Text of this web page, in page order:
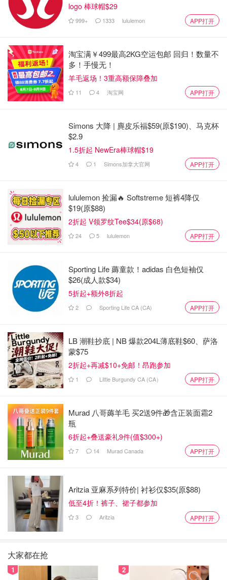
logo 棒球帽$29
999+ 1333 lululemon APP打开
淘宝满￥499最高2KG空运包邮 回归！数量不
多！手慢无！
羊毛返场！3重高额保障叠加
11 4 淘宝网 APP打开
Simons 大降 | 麂皮乐福$59(原$190)、马克杯
$2.9
1.5折起 NewEra棒球帽$19
4 1 Simons加拿大官网 APP打开
lululemon 捡漏🔥 Softstreme 短裤4降仅
$19(原$88)
2折起 V领罗纹Tee$34(原$68)
24 5 lululemon APP打开
Sporting Life 薅童款！adidas 白色短袖仅
$26(成人款$34)
5折起+额外8折起
2 Sporting Life CA (CA) APP打开
LB 潮鞋抄底 | NB 爆款204L薄底鞋$60、萨洛
蒙$75
2折起+再减$10+免邮！昂跑参加
1 Little Burgundy CA (CA） APP打开
Murad 八哥薅羊毛 买2送9件🎁含正装面霜2
瓶
6折起+叠送豪礼9件(值$300+)
7 14 Murad Canada APP打开
Aritzia 亚麻系列特价| 衬衫仅$35(原$88)
低至4折！裤子、裙子都参加
3 Aritzia APP打开
大家都在抢
1 2